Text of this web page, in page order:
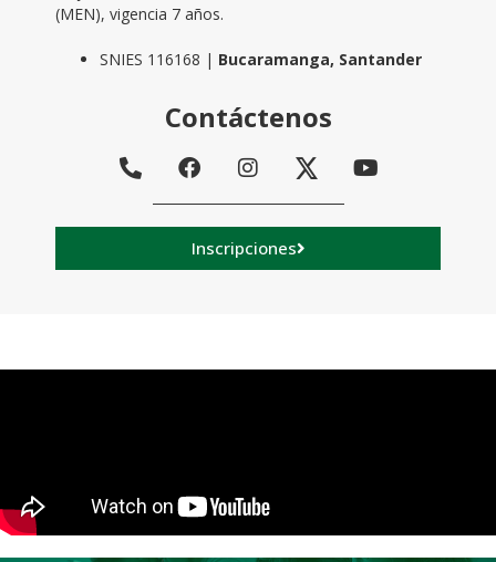
(MEN), vigencia 7 años.
SNIES 116168 | Bucaramanga, Santander
Contáctenos
Inscripciones